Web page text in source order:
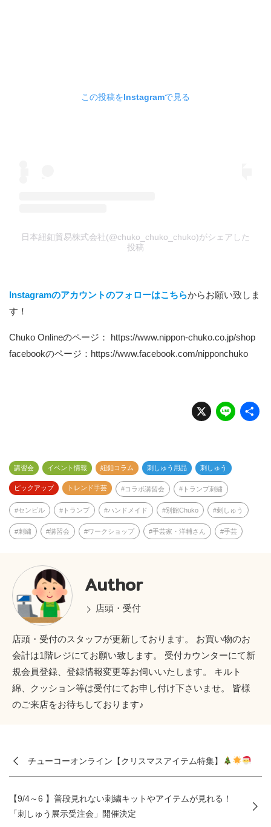
この投稿をInstagramで見る
日本紐釦貿易株式会社(@chuko_chuko_chuko)がシェアした
投稿
Instagramのアカウントのフォローはこちらからお願い致しま
す！
Chuko Onlineのページ： https://www.nippon-chuko.co.jp/shop
facebookのページ： https://www.facebook.com/nipponchuko
X Li
n
講習会 イベント情報 紐釦コラム 刺しゅう用品 刺しゅう
ピックアップ トレンド手芸 コラボ講習会 トランプ刺繍
センビル トランプ ハンドメイド 別館Chuko 刺しゅう
刺繍 講習会 ワークショップ 手芸家・洋輔さん 手芸
Author
店頭・受付
店頭・受付のスタッフが更新しております。 お買い物のお
会計は1階レジにてお願い致します。 受付カウンターにて新
規会員登録、登録情報変更等お伺いいたします。 キルト
綿、クッション等は受付にてお申し付け下さいませ。 皆様
のご来店をお待ちしております♪
チューコーオンライン【クリスマスアイテム特集】
【9/4～6 】普段見れない刺繍キットやアイテムが見れる！
「刺しゅう展示受注会」開催決定